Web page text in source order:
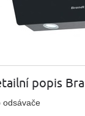
popis
odsávače